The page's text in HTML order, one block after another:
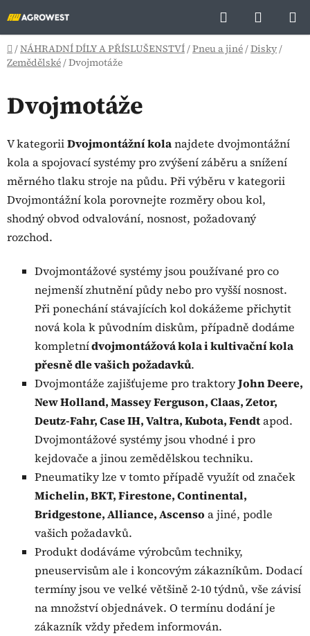
na
obsah
Hledat
KOŠÍK
Domů
/NÁHRADNÍ DÍLY A PŘÍSLUŠENSTVÍ/Pneu a jiné/Disky/
Zemědělské/Dvojmotáže
Dvojmotáže
V kategoriiDvojmontážní kolanajdete dvojmontážní
kola a spojovací systémy pro zvýšení záběru a snížení
měrného tlaku stroje na půdu. Při výběru v kategorii
Dvojmontážní kola porovnejte rozměry obou kol,
shodný obvod odvalování, nosnost, požadovaný
rozchod.
Dvojmontážové systémy jsou používané pro co
nejmenší zhutnění půdy nebo pro vyšší nosnost.
Při ponechání stávajících kol dokážeme přichytit
nová kola k původním diskům, případně dodáme
kompletnídvojmontážová kola i kultivační kola
přesně dle vašich požadavků.
Dvojmontáže zajišťujeme pro traktoryJohn Deere,
New Holland, Massey Ferguson, Claas, Zetor,
Deutz-Fahr, Case IH, Valtra, Kubota, Fendtapod.
Dvojmontážové systémy jsou vhodné i pro
kejdovače a jinou zemědělskou techniku.
Pneumatiky lze v tomto případě využít od značek
Michelin, BKT, Firestone, Continental,
Bridgestone, Alliance, Ascenso a jiné, podle
vašich požadavků.
Produkt dodáváme výrobcům techniky,
pneuservisům ale i koncovým zákazníkům. Dodací
termíny jsou ve velké většině 2-10 týdnů, vše závisí
na množství objednávek. O termínu dodání je
zákazník vždy předem informován.